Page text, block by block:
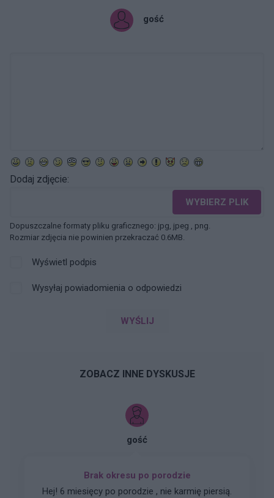
gość
Dodaj zdjęcie:
WYBIERZ PLIK
Dopuszczalne formaty pliku graficznego: jpg, jpeg , png.
Rozmiar zdjęcia nie powinien przekraczać 0.6MB.
Wyświetl podpis
Wysyłaj powiadomienia o odpowiedzi
WYŚLIJ
ZOBACZ INNE DYSKUSJE
gość
Brak okresu po porodzie
Hej! 6 miesięcy po porodzie , nie karmię piersią.